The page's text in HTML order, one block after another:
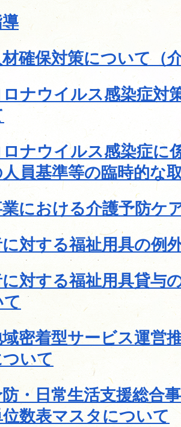
確保対策について（
ナウイルス感染症対
ナウイルス感染症に
員基準等の臨時的な
における介護予防ケ
対する福祉用具の例
対する福祉用具貸与
て
密着型サービス運営
いて
・日常生活支援総合
数表マスタについて